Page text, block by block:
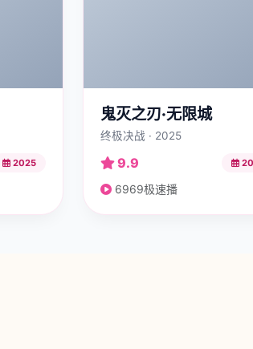
2025
鬼灭之刃·无限城
终极决战 · 2025
9.9
6969极速播